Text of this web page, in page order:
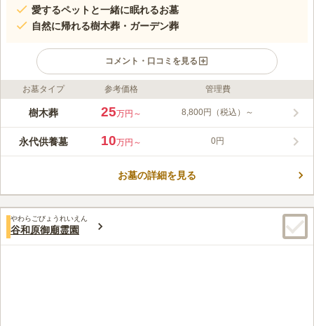
愛するペットと一緒に眠れるお墓
自然に帰れる樹木葬・ガーデン葬
コメント・口コミを見る
ライフドット編集部のコメント
桜やバラが咲き誇り、四季折々の花や緑に囲まれたガーデンで自
ー状にすることで大地に浸み込み、花や樹木となってやさしく眠
っていただけます。約500㎡の広さを誇り、ご家族やご友人と共
います。永代供養付きで改葬の心配もなく、室町時代から続く由
この霊園はまだ誰からも評価されていません。
お墓タイプ 参考価格 管理費
樹木葬 25万円～ 8,800円（税込）～
永代供養墓 10万円～ 0円
お墓の詳細を見る
やわらごびょうれいえん
谷和原御廟霊園